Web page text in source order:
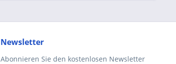
Newsletter
Abonnieren Sie den kostenlosen Newsletter